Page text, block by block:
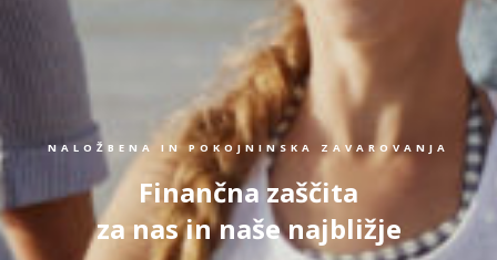
NALOŽBENA IN POKOJNINSKA ZAVAROVANJA
Finančna zaščita
za nas in naše najbližje